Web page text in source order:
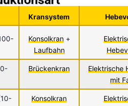
Kransystem
Konsolkran+
Laufbahn
Brückenkran
Elektrische
mit
Konsolkran